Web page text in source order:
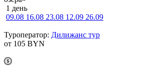
1 день
09.08 16.08 23.08 12.09 26.09
Туроператор: Дилижанс тур
от 105 BYN